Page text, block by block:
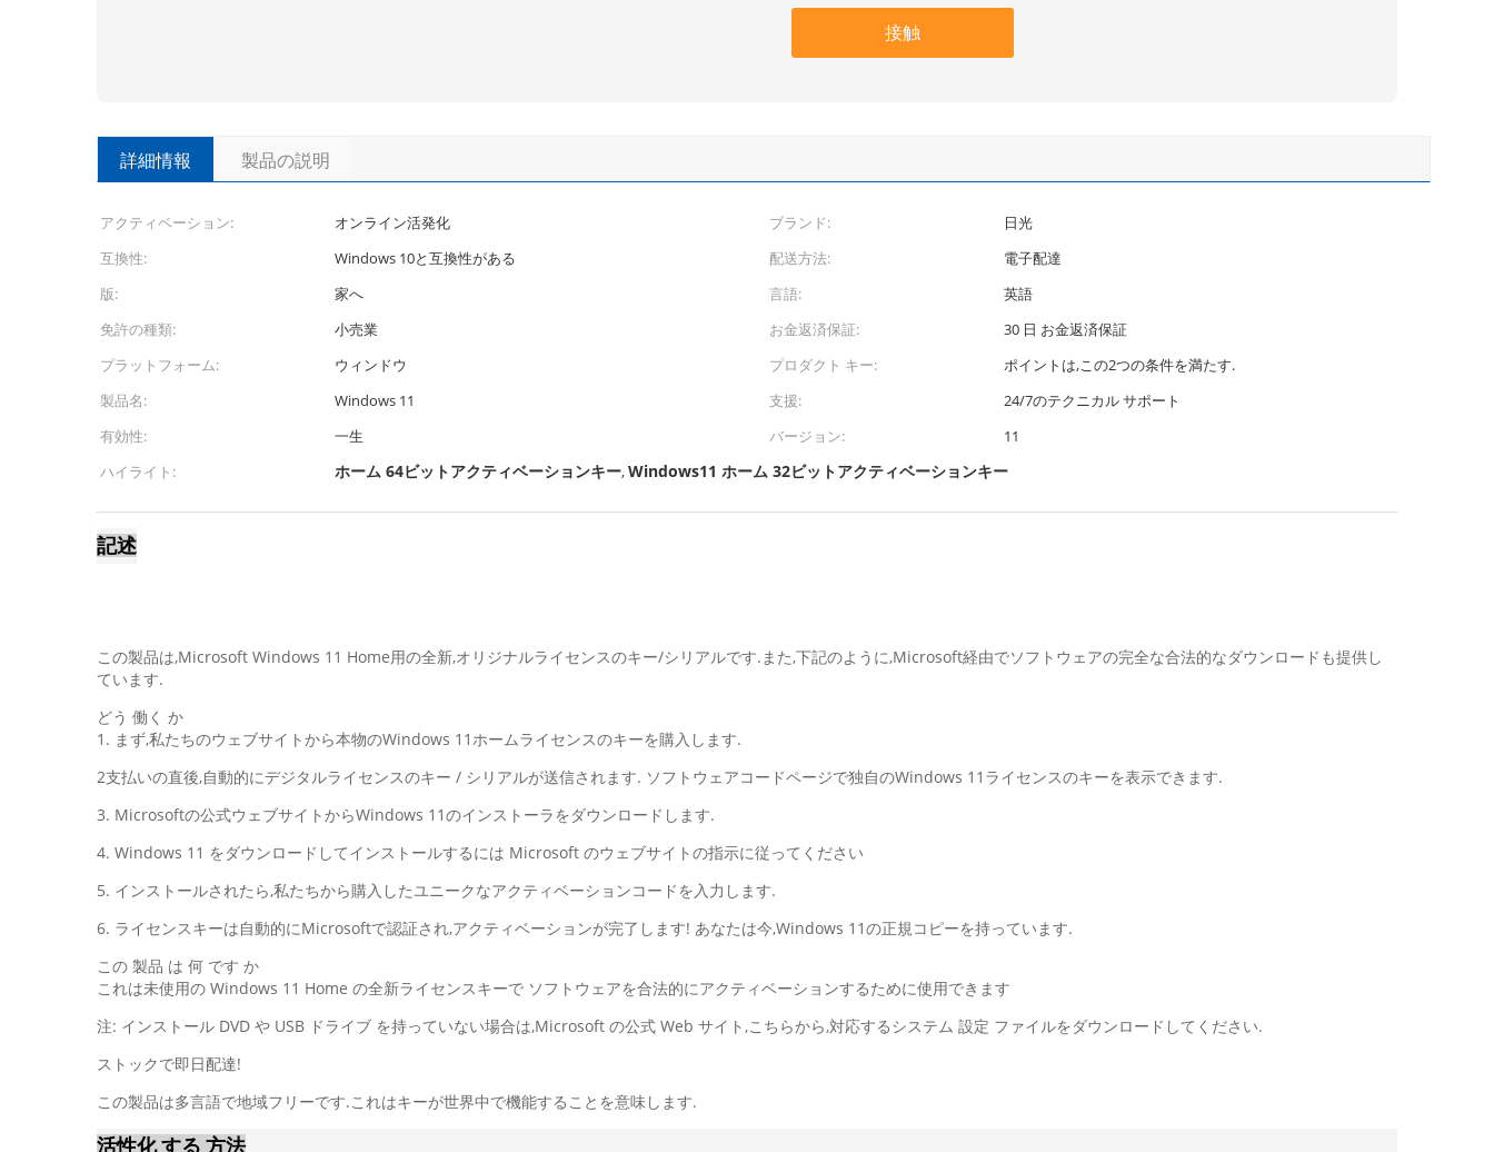
接触
詳細情報 製品の説明
アクティベーション: オンライン活発化 ブランド:
日光
互換性:
Windows 10と互換性がある 配送方法:
電子配達
版:
家へ 言語:
英語
免許の種類:
小売業 お金返済保証:
30 日 お金返済保証
プラットフォーム:
ウィンドウ プロダクト キー:
ポイントは,この2つの条件を満たす.
製品名:
Windows 11 支援:
24/7のテクニカル サポート
有効性:
一生 バージョン:
11
ハイライト:
ホーム 64ビットアクティベーションキー,Windows11 ホーム 32ビットアクティベーションキー
記述
この製品は,Microsoft Windows 11 Home用の全新,オリジナルライセンスのキー/シリアルです.また,下記のように,Microsoft経由でソフトウェアの完全な合法的なダウンロードも提供し
ています.
どう 働く か
1. まず,私たちのウェブサイトから本物のWindows 11ホームライセンスのキーを購入します.
2支払いの直後,自動的にデジタルライセンスのキー / シリアルが送信されます. ソフトウェアコードページで独自のWindows 11ライセンスのキーを表示できます.
3. Microsoftの公式ウェブサイトからWindows 11のインストーラをダウンロードします.
4. Windows 11 をダウンロードしてインストールするには Microsoft のウェブサイトの指示に従ってください
5. インストールされたら,私たちから購入したユニークなアクティベーションコードを入力します.
6. ライセンスキーは自動的にMicrosoftで認証され,アクティベーションが完了します! あなたは今,Windows 11の正規コピーを持っています.
この 製品 は 何 です か
これは未使用の Windows 11 Home の全新ライセンスキーで ソフトウェアを合法的にアクティベーションするために使用できます
注: インストール DVD や USB ドライブ を持っていない場合は,Microsoft の公式 Web サイト,こちらから,対応するシステム 設定 ファイルをダウンロードしてください.
ストックで即日配達!
この製品は多言語で地域フリーです.これはキーが世界中で機能することを意味します.
活性化 する 方法